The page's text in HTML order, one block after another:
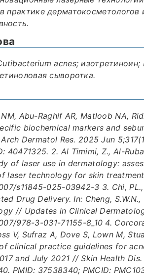
практике
acnes;
сыворотка.
Abu-Raghif AR, Matloob NA,
biochemical markers and
Dermatol Res. 2025 Jun
40471325. 2. Al Timimi, Z., Al-
of laser use in dermatology:
laser technology for skin
s11845-025-03942-3 3. Chi, PL.,
Drug Delivery. In: Cheng,
// Updates in Clinical
978-3-031-71155-8_10 4.
V, Sufraz A, Dove S, Lown M,
clinical practice guidelines for
and July 2021 // Skin Health
PMID: 37538340; PMCID: